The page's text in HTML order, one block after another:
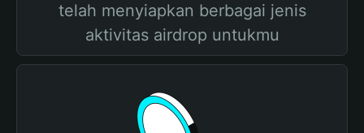
telah menyiapkan berbagai jenis
aktivitas airdrop untukmu